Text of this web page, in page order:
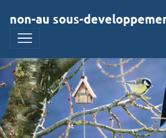
non-au sous-